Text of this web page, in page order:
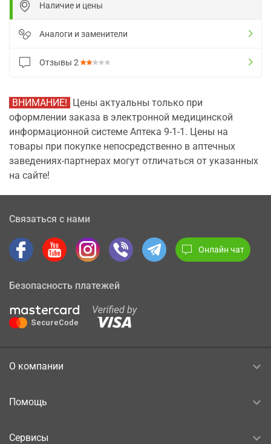
Наличие и цены
Аналоги и заменители
Отзывы 2
ВНИМАНИЕ! Цены актуальны только при
оформлении заказа в электронной медицинской
информационной системе Аптека 9-1-1. Цены на
товары при покупке непосредственно в аптечных
заведениях-партнерах могут отличаться от указанных
на сайте!
Связаться с нами
Онлайн чат
Безопасность платежей
О компании
Помощь
Сервисы